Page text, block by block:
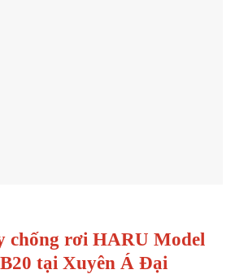
chống rơi HARU Model
tại Xuyên Á Đại